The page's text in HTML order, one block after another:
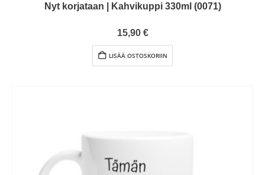
Nyt korjataan | Kahvikuppi 330ml (0071)
0out of 5
15,90 €
LISÄÄ OSTOSKORIIN